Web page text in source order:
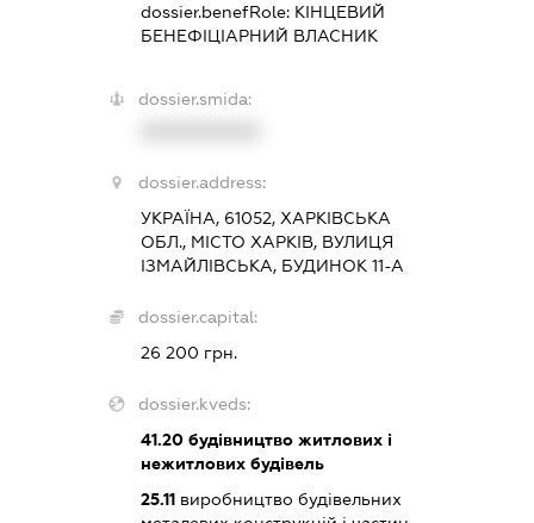
dossier.benefRole: КІНЦЕВИЙ
БЕНЕФІЦІАРНИЙ ВЛАСНИК
dossier.smida:
dossier.address:
УКРАЇНА, 61052, ХАРКІВСЬКА
ОБЛ., МІСТО ХАРКІВ, ВУЛИЦЯ
ІЗМАЙЛІВСЬКА, БУДИНОК 11-А
dossier.capital:
26 200 грн.
dossier.kveds:
41.20будівництво житлових і
нежитлових будівель
25.11виробництво будівельних